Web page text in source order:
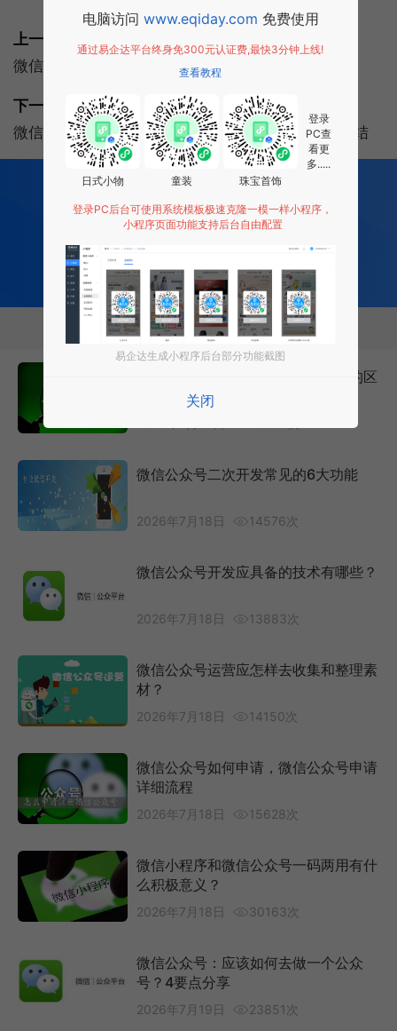
上一篇:
微信公众号：应该如何去做一个公众号？4要点分享
下一篇:
微信公众号搜索排名的影响因素有哪些？8大因素总结
免费试用小程序
多项功能全部免费开发
0 成本 0 门槛 一键生成
相关推荐
微信公众平台编辑和开发两种模式的区
别是什么？
微信公众号二次开发常见的6大功能
2026年7月18日 14576次
微信公众号开发应具备的技术有哪些？
2026年7月18日 13883次
微信公众号运营应怎样去收集和整理素
材？
2026年7月18日 14150次
微信公众号如何申请，微信公众号申请
详细流程
2026年7月18日 15628次
微信小程序和微信公众号一码两用有什
么积极意义？
2026年7月18日 30163次
微信公众号：应该如何去做一个公众
号？4要点分享
2026年7月19日 23851次
电脑访问 www.eqiday.com 免费使用
通过易企达平台终身免300元认证费,最快3分钟上线!
查看教程
日式小物 童装 珠宝首饰
登录
PC查
看更
多.....
登录PC后台可使用系统模板极速克隆一模一样小程序，
小程序页面功能支持后台自由配置
易企达生成小程序后台部分功能截图
关闭